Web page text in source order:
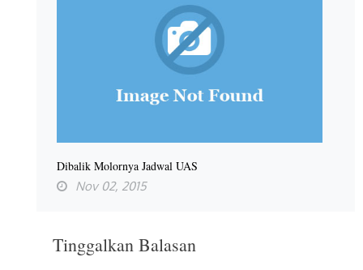
Dibalik Molornya Jadwal UAS
Nov 02, 2015
Tinggalkan Balasan